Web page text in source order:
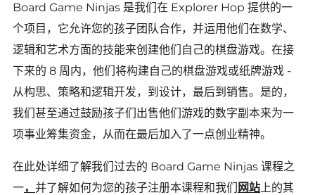
Board Game Ninjas 是我们在 Explorer Hop 提供的一
个项目，它允许您的孩子团队合作，并运用他们在数学、
逻辑和艺术方面的技能来创建他们自己的棋盘游戏。在接
下来的 8 周内，他们将构建自己的棋盘游戏或纸牌游戏 -
从构思、策略和逻辑开发，到设计，最后到销售。是的，
我们甚至通过鼓励孩子们出售他们游戏的数字副本来为一
项事业筹集资金，从而在最后加入了一点创业精神。
在此处详细了解我们过去的 Board Game Ninjas 课程之
一， 并了解如何为您的孩子注册本课程和我们 网站上的其